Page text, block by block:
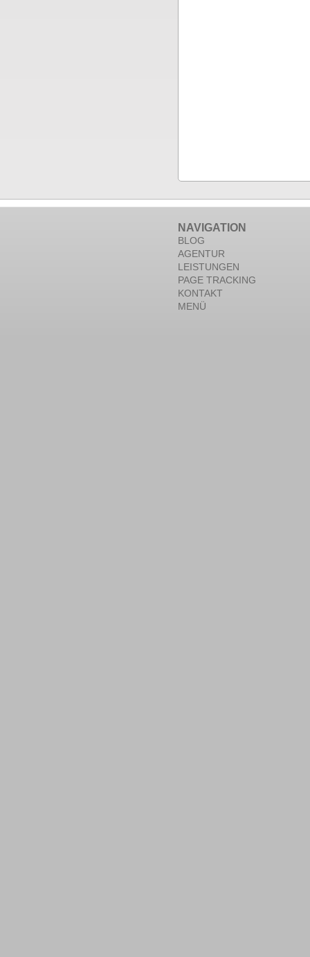
NAVIGATION
BLOG
AGENTUR
LEISTUNGEN
PAGE TRACKING
KONTAKT
MENÜ